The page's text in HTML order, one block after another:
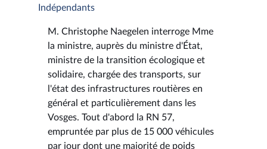
Indépendants
M. Christophe Naegelen interroge Mme
la ministre, auprès du ministre d'État,
ministre de la transition écologique et
solidaire, chargée des transports, sur
l'état des infrastructures routières en
général et particulièrement dans les
Vosges. Tout d'abord la RN 57,
empruntée par plus de 15 000 véhicules
par jour dont une majorité de poids